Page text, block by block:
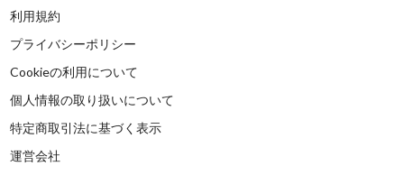
利用規約
プライバシーポリシー
Cookieの利用について
個人情報の取り扱いについて
特定商取引法に基づく表示
運営会社